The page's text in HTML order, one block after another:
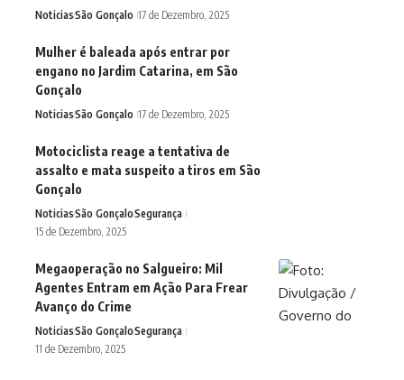
NoticiasSão Gonçalo 17 de Dezembro, 2025
Mulher é baleada após entrar por
engano no Jardim Catarina, em São
Gonçalo
NoticiasSão Gonçalo 17 de Dezembro, 2025
Motociclista reage a tentativa de
assalto e mata suspeito a tiros em São
Gonçalo
NoticiasSão GonçaloSegurança
15 de Dezembro, 2025
Megaoperação no Salgueiro: Mil
Agentes Entram em Ação Para Frear
Avanço do Crime
NoticiasSão GonçaloSegurança
11 de Dezembro, 2025